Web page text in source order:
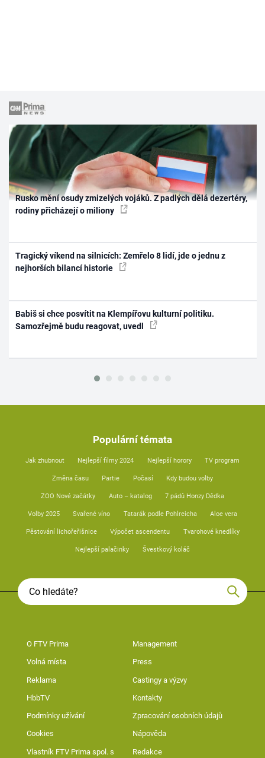
Rusko mění osudy zmizelých vojáků. Z padlých dělá dezertéry,
rodiny přicházejí o miliony
Tragický víkend na silnicích: Zemřelo 8 lidí, jde o jednu z
nejhorších bilancí historie
Babiš si chce posvítit na Klempířovu kulturní politiku.
Samozřejmě budu reagovat, uvedl
Populární témata
Jak zhubnout Nejlepší filmy 2024 Nejlepší horory TV program
Změna času Partie Počasí Kdy budou volby
ZOO Nové začátky Auto – katalog 7 pádů Honzy Dědka
Volby 2025 Svařené víno Tatarák podle Pohlreicha Aloe vera
Pěstování lichořeřišnice Výpočet ascendentu Tvarohové knedlíky
Nejlepší palačinky Švestkový koláč
O FTV Prima Management
Volná místa Press
Reklama Castingy a výzvy
HbbTV Kontakty
Podmínky užívání Zpracování osobních údajů
Cookies Nápověda
Vlastník FTV Prima spol. s Redakce